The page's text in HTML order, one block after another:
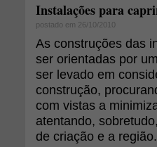
Instalações para
postado em 26/10/2010
As construções das
ser orientadas por
ser levado em
construção,
com vistas a
atentando,
de criação e a região.